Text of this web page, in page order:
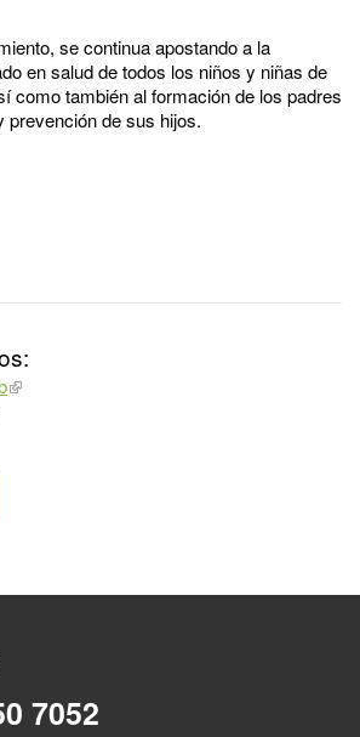
se continua apostando a la
en salud de todos los niños y niñas de
como también al formación de los padres
prevención de sus hijos.
7052